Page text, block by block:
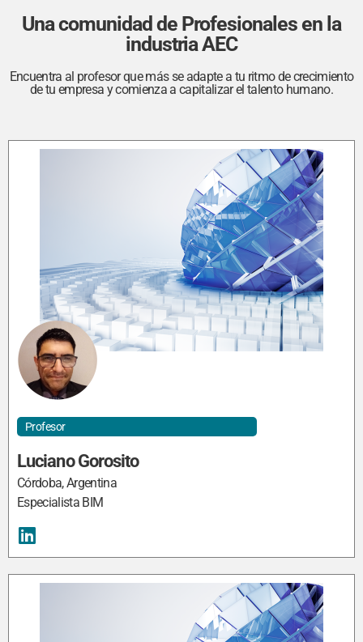
Una comunidad de Profesionales en la
industria AEC
Encuentra al profesor que más se adapte a tu ritmo de crecimiento
de tu empresa y comienza a capitalizar el talento humano.
Profesor
Luciano Gorosito
Córdoba, Argentina
Especialista BIM